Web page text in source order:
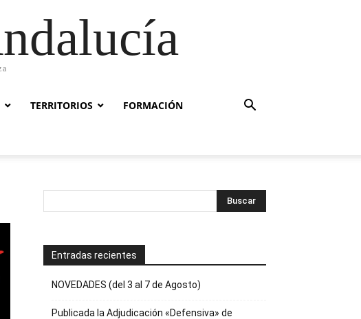
TERRITORIOS FORMACIÓN
Entradas recientes
NOVEDADES (del 3 al 7 de Agosto)
Publicada la Adjudicación «Defensiva» de